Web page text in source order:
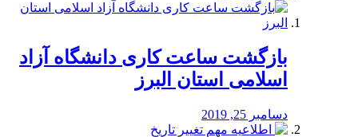
بازگشت ساعت کاری دانشگاه آزاد
اسلامی استان البرز
دسامبر 25, 2019